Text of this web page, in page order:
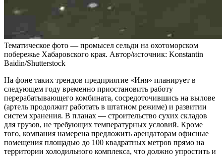
Тематическое фото — промысел сельди на охотоморском
побережье Хабаровского края. Автор/источник: Konstantin
Baidin/Shutterstock
На фоне таких трендов предприятие «Иня» планирует в
следующем году временно приостановить работу
перерабатывающего комбината, сосредоточившись на вылове
(артель продолжит работать в штатном режиме) и развитии
систем хранения. В планах — строительство сухих складов
для грузов, не требующих температурных условий. Кроме
того, компания намерена предложить арендаторам офисные
помещения площадью до 100 квадратных метров прямо на
территории холодильного комплекса, что должно упростить и